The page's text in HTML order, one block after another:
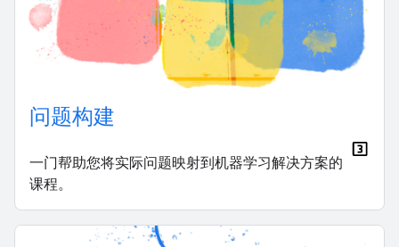
问题构建
一门帮助您将实际问题映射到机器学习解决方案的
课程。